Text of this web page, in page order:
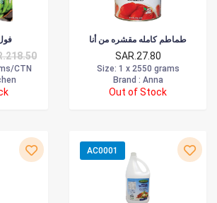
CTN
طماطم كامله مقشره من أنا
SAR.27.80
Size: 1 x 2550 grams
Brand : Anna
Out of Stock
AC0001